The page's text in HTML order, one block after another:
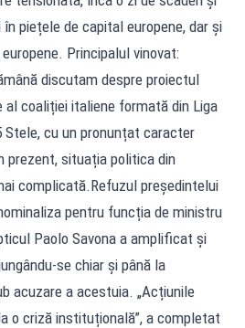
piețele de capital europene, dar și
Principalul vinovat:
discutam despre proiectul
al coaliției italiene formată din Liga
Stele, cu un pronunțat caracter
prezent, situația politica din
complicată.Refuzul președintelui
pentru funcția de ministru
Paolo Savona a amplificat și
se chiar și până la
acuzare a acestuia. „Acțiunile
o criză instituțională”, a completat